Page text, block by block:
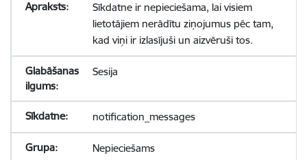
Sīkdatne ir nepieciešama, lai visiem
lietotājiem nerādītu ziņojumus pēc tam,
kad viņi ir izlasījuši un aizvēruši tos.
Sesija
notification_messages
Nepieciešams